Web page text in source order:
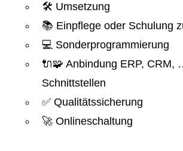
🛠️ Umsetzung
📚 Einpflege oder Schulung
💻 Sonderprogrammierung
🔌🧩 Anbindung ERP, CRM,
Schnittstellen
✅ Qualitätssicherung
🚀 Onlineschaltung